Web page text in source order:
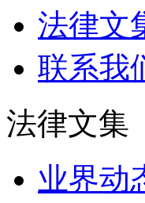
法律文
联系我
法律文集
业界动